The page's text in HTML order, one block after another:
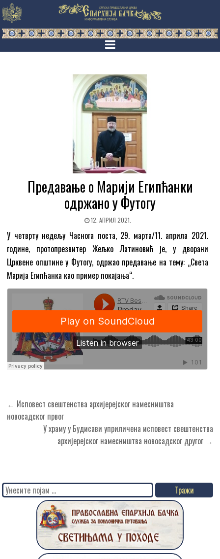
Предавање о Марији Египћанки
одржано у Футогу
12. АПРИЛ 2021.
У четврту недељу Часнога поста, 29. марта/11. априла 2021.
године, протопрезвитер Жељко Латиновић је, у дворани
Црквене општине у Футогу, одржао предавање на тему: „Света
Марија Египћанка као пример покајања“.
Кретање
чланка
← Исповест свештенства архијерејског намесништва
новосадског првог
У храму у Будисави уприличена исповест свештенства
архијерејског намесништва новосадског другог →
Search
for: